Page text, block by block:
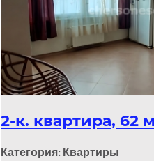
2-к. квартира, 62
Категория: Квартиры